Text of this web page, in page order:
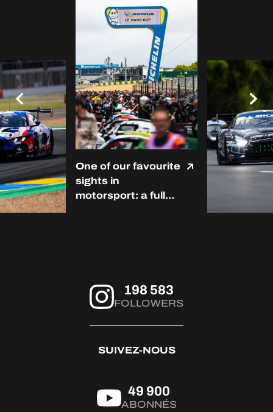
One of our favourite
sights in
motorsport: a full
198 583
FOLLOWERS
SUIVEZ-NOUS
49 900
ABONNÉS